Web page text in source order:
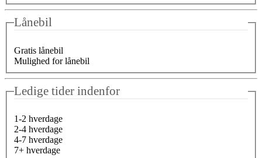
Lånebil
Gratis lånebil
Mulighed for lånebil
Ledige tider indenfor
1-2 hverdage
2-4 hverdage
4-7 hverdage
7+ hverdage